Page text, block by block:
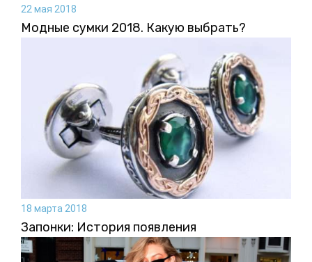
22 мая 2018
Модные сумки 2018. Какую выбрать?
18 марта 2018
Запонки: История появления